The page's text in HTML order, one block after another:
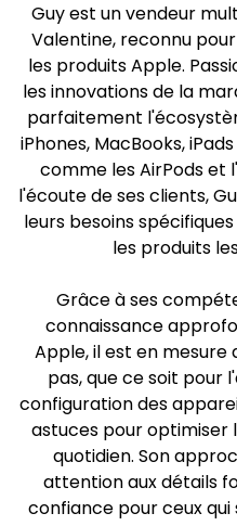
Guy est un vendeur
Valentine, reconnu
les produits Apple.
les innovations de la
parfaitement
iPhones, MacBooks,
comme les AirPods et
l'écoute de ses clients,
leurs besoins
les produits
Grâce à ses
connaissance
Apple, il est en mesure
pas, que ce soit pour
configuration des
astuces pour optimiser
quotidien. Son
attention aux détails
confiance pour ceux